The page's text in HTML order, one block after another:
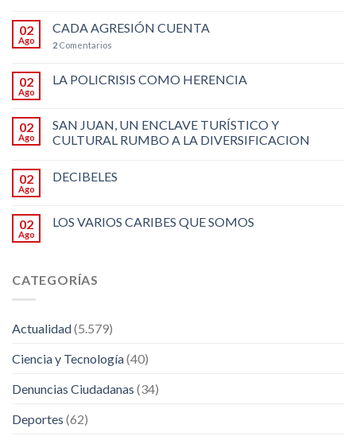
02
Ago
CADA AGRESIÓN CUENTA
2 Comentarios
02
Ago
LA POLICRISIS COMO HERENCIA
02
Ago
SAN JUAN, UN ENCLAVE TURÍSTICO Y
CULTURAL RUMBO A LA DIVERSIFICACION
02
Ago
DECIBELES
02
Ago
LOS VARIOS CARIBES QUE SOMOS
CATEGORÍAS
Actualidad(5.579)
Ciencia y Tecnología(40)
Denuncias Ciudadanas (34)
Deportes (62)